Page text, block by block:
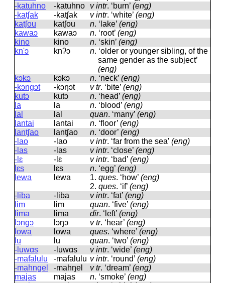
-katuhno
-katuhno v intr. ‘burn’ (eng)
-katʃak
-katʃak v intr. ‘white’ (eng)
katʃou
katʃou n. ‘lake’ (eng)
kawaɔ
kawaɔ n. ‘root’ (eng)
kino
kino n. ‘skin’ (eng)
kn'ɔ
knʔɔ n. ‘older or younger sibling, of the
same gender as the subject’
(eng)
kɔkɔ
kɔkɔ n. ‘neck’ (eng)
-kɔngɔt
-kɔŋɔt v tr. ‘bite’ (eng)
kutɔ
kutɔ n. ‘head’ (eng)
la
la n. ‘blood’ (eng)
lal
lal quan. ‘many’ (eng)
lantai
lantai n. ‘floor’ (eng)
lantʃao
lantʃao n. ‘door’ (eng)
-lao
-lao v intr. ‘far from the sea’ (eng)
-las
-las v intr. ‘close’ (eng)
-lɛ
-lɛ v intr. ‘bad’ (eng)
lɛs
lɛs n. ‘egg’ (eng)
lewa
lewa 1. ques. ‘how’ (eng)
2. ques. ‘if’ (eng)
-liba
-liba v intr. ‘fat’ (eng)
lim
lim quan. ‘five’ (eng)
lima
lima dir. ‘left’ (eng)
lɔngɔ
lɔŋɔ v tr. ‘hear’ (eng)
lowa
lowa ques. ‘where’ (eng)
lu
lu quan. ‘two’ (eng)
-luwɑs
-luwɑs v intr. ‘wide’ (eng)
-mafalulu
-mafalulu v intr. ‘round’ (eng)
-mahngel
-mahŋel v tr. ‘dream’ (eng)
majas
majas n. ‘smoke’ (eng)